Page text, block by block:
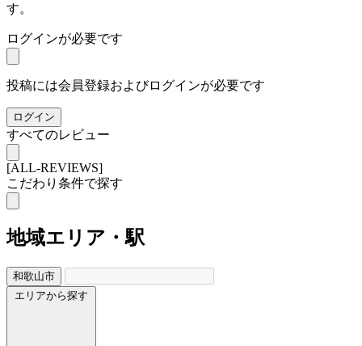
す。
ログインが必要です
投稿には会員登録およびログインが必要です
ログイン
すべてのレビュー
[ALL-REVIEWS]
こだわり条件で探す
地域エリア・駅
和歌山市
エリアから探す